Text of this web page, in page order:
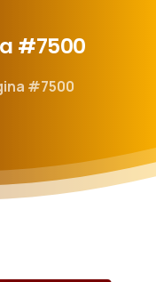
#7500
#7500